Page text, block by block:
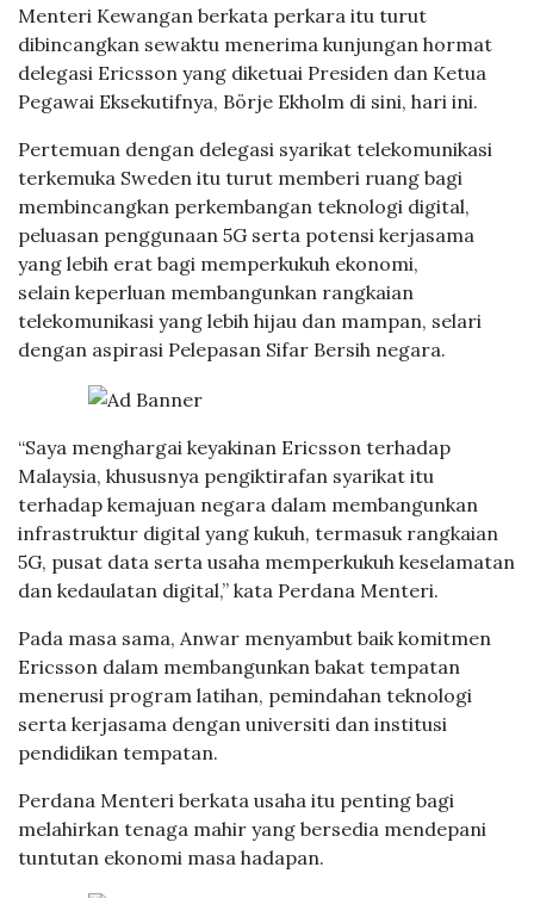
Menteri Kewangan berkata perkara itu turut
dibincangkan sewaktu menerima kunjungan hormat
delegasi Ericsson yang diketuai Presiden dan Ketua
Pegawai Eksekutifnya, Börje Ekholm di sini, hari ini.
Pertemuan dengan delegasi syarikat telekomunikasi
terkemuka Sweden itu turut memberi ruang bagi
membincangkan perkembangan teknologi digital,
peluasan penggunaan 5G serta potensi kerjasama
yang lebih erat bagi memperkukuh ekonomi,
selain keperluan membangunkan rangkaian
telekomunikasi yang lebih hijau dan mampan, selari
dengan aspirasi Pelepasan Sifar Bersih negara.
“Saya menghargai keyakinan Ericsson terhadap
Malaysia, khususnya pengiktirafan syarikat itu
terhadap kemajuan negara dalam membangunkan
infrastruktur digital yang kukuh, termasuk rangkaian
5G, pusat data serta usaha memperkukuh keselamatan
dan kedaulatan digital,” kata Perdana Menteri.
Pada masa sama, Anwar menyambut baik komitmen
Ericsson dalam membangunkan bakat tempatan
menerusi program latihan, pemindahan teknologi
serta kerjasama dengan universiti dan institusi
pendidikan tempatan.
Perdana Menteri berkata usaha itu penting bagi
melahirkan tenaga mahir yang bersedia mendepani
tuntutan ekonomi masa hadapan.